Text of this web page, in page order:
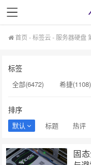
首页 -标签云- 服务器硬盘
标签
全部(6472) 希捷(1108)
NAS硬盘(593)
希捷硬
移动固态硬盘(456)
显
排序
默认 标题 热评
固